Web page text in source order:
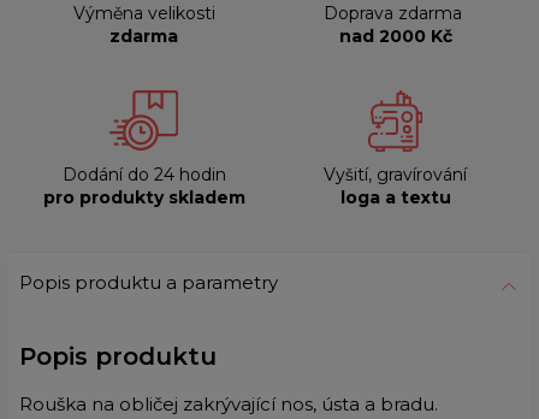
Výměna velikosti
zdarma
Doprava zdarma
nad 2000 Kč
Dodání do 24 hodin
pro produkty skladem
Vyšití, gravírování
loga a textu
Popis produktu a parametry
Popis produktu
Rouška na obličej zakrývající nos, ústa a bradu.